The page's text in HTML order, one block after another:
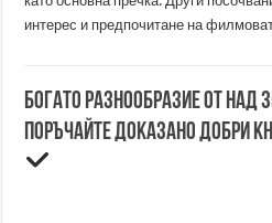
интерес и предпочитане на
Богато разнообразие от над
Поръчайте доказано добри